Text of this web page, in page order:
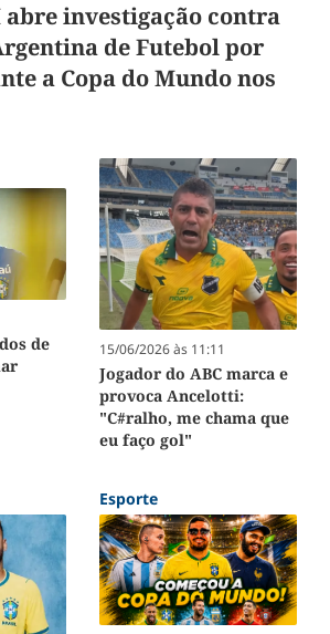
abre investigação contra
de Futebol por
a Copa do Mundo nos
de
15/06/2026 às 11:11
Jogador do ABC marca e
provoca Ancelotti:
"C#ralho, me chama que
eu faço gol"
Esporte